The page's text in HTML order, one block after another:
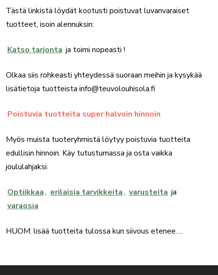
Tästä linkistä löydät kootusti poistuvat luvanvaraiset
tuotteet, isoin alennuksin:
Katso tarjonta ja toimi nopeasti !
Olkaa siis rohkeasti yhteydessä suoraan meihin ja kysykää
lisätietoja tuotteista info@teuvolouhisola.fi
Poistuvia tuotteita super halvoin hinnoin
Myös muista tuoteryhmistä löytyy poistuvia tuotteita
edullisin hinnoin. Käy tutustumassa ja osta vaikka
joululahjaksi.
Optiikkaa, erilaisia tarvikkeita, varusteita ja
varaosia
HUOM: lisää tuotteita tulossa kun siivous etenee….